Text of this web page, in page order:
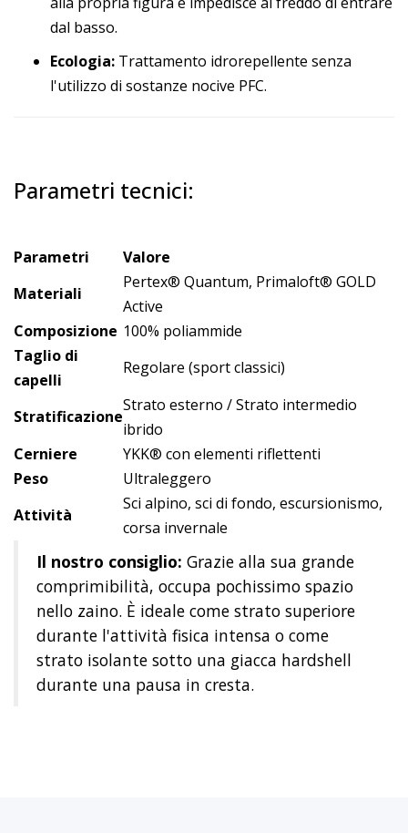
dal basso.
Ecologia: Trattamento idrorepellente senza
l'utilizzo di sostanze nocive PFC.
Parametri tecnici:
Parametri
Valore
Materiali
Pertex® Quantum, Primaloft® GOLD
Active
Composizione 100% poliammide
Taglio di
capelli
Regolare (sport classici)
Stratificazione
Strato esterno / Strato intermedio
ibrido
Cerniere
YKK® con elementi riflettenti
Peso
Ultraleggero
Attività
Sci alpino, sci di fondo, escursionismo,
corsa invernale
Il nostro consiglio: Grazie alla sua grande
comprimibilità, occupa pochissimo spazio
nello zaino. È ideale come strato superiore
durante l'attività fisica intensa o come
strato isolante sotto una giacca hardshell
durante una pausa in cresta.